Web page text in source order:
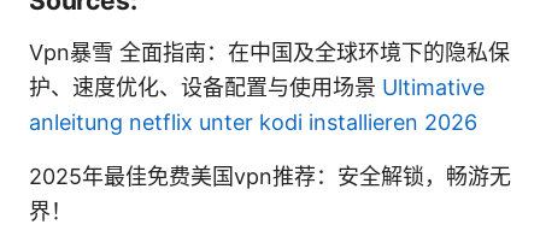
Vpn暴雪 全面指南：在中国及全球环境下的隐私保
护、速度优化、设备配置与使用场景 Ultimative
anleitung netflix unter kodi installieren 2026
2025年最佳免费美国vpn推荐：安全解锁，畅游无
界！